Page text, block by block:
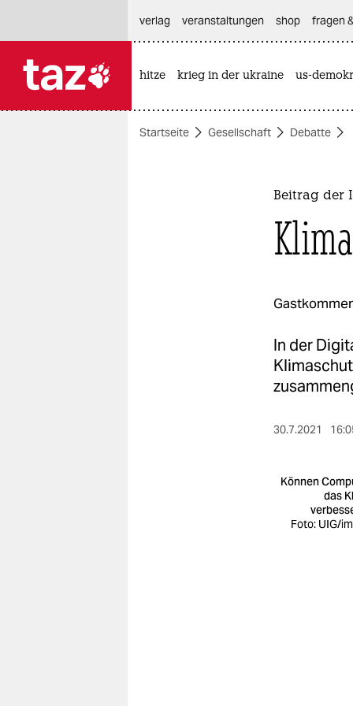
themen
verlag
veranstaltungen shop fragen
hitze krieg in der ukraine us-
Startseite Gesellschaft Debatte
Beitrag der
In der
30.7.2021
Können
das
Foto: UIG/